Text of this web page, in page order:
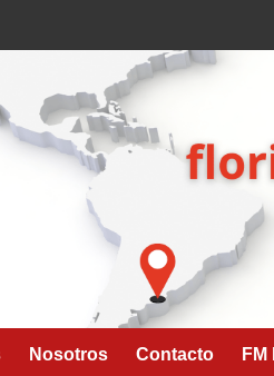
Nosotros Contacto